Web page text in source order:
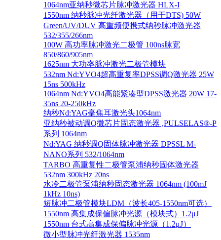
1064nm亚纳秒微芯片脉冲激光器 HLX-I
1550nm 纳秒脉冲光纤激光器（用于DTS) 50W
Green/UV/DUV 高重频便携式纳秒脉冲激光器
532/355/266nm
100W 高功率脉冲激光二极管 100ns脉宽
850/860/905nm
1625nm 大功率脉冲激光二极管模块
532nm Nd:YVO4超高重复率DPSS调Q激光器 25W
15ns 500kHz
1064nm Nd:YVO4高能紧凑型DPSS激光器 20W 17-
35ns 20-250kHz
纳秒Nd:YAG毫焦耳激光头1064nm
亚纳秒被动调Q微芯片固态激光器 ,PULSELAS®-P
系列 1064nm
Nd:YAG 纳秒调Q固体脉冲激光器 DPSSL M-
NANO系列 532/1064nm
TARBO 高重复性二极管泵浦纳秒固体激光器
532nm 300kHz 20ns
水冷二极管泵浦纳秒固态激光器 1064nm (100mJ
1kHz 10ns)
短脉冲二极管模块LDM（波长405-1550nm可选）
1550nm 高集成保偏脉冲光源（模块式）1.2μJ
1550nm 台式高集成保偏脉冲光源（1.2μJ）
微小型脉冲光纤激光器 1535nm